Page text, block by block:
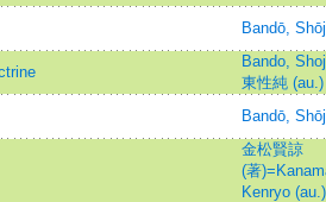
Bandō,
Bando,
東性純 (au.)
Bandō,
金松賢諒
(著
Kenryo (au.)